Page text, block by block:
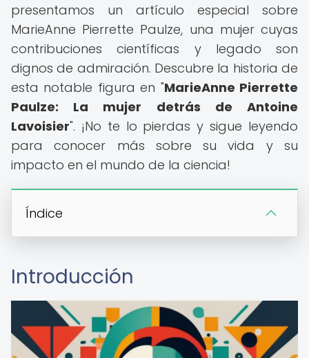
presentamos un artículo especial sobre
MarieAnne Pierrette Paulze, una mujer cuyas
contribuciones científicas y legado son
dignos de admiración. Descubre la historia de
esta notable figura en "MarieAnne Pierrette
Paulze: La mujer detrás de Antoine
Lavoisier". ¡No te lo pierdas y sigue leyendo
para conocer más sobre su vida y su
impacto en el mundo de la ciencia!
Índice
Introducción